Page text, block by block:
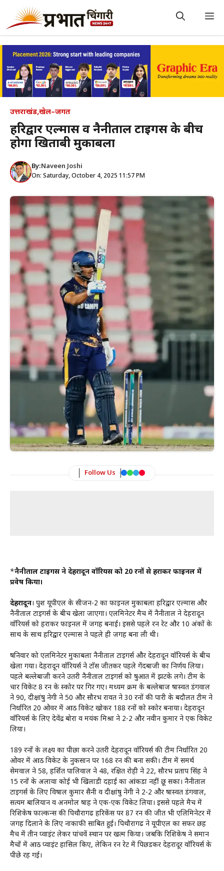
content
उत्तराखंड,खेल–जगत
हरिद्वार एल्मास व नैनीताल टाइगर्स के बीच
होगा खिताबी मुकाबला
By:Naveen Joshi
On: Saturday, October 4, 2025 11:57 PM
Follow Us
*नैनीताल टाइगर्स ने देहरादून वाॅरियर्स को 20 रनों से हराकर फाइनल में
प्रवेष किया।
देहरादून। पुरूश यूपीएल के सीजन-2 का फाइनल मुकाबला हरिद्वार एल्मास और
नैनीताल टाइगर्स के बीच खेला जाएगा। एलमिनेटर मैच में नैनीताल ने देहरादून
वाॅरियर्स को हराकर फाइनल में जगह बनाई। इससे पहले रन रेट और 10 अंकों के
साथ के साथ हरिद्वार एल्मास ने पहले ही जगह बना ली थी।
षनिवार को एलमिनेटर मुकाबला नैनीताल टाइगर्स और देहरादून वाॅरियर्स के बीच
खेला गया। देहरादून वाॅरियर्स ने टाॅस जीतकर पहले गेंदबाजी का निर्णय लिया।
पहले बल्लेबाजी करने उतरी नैनीताल टाइगर्स को षुरूआत में झटके लगे। टीम के
चार विकेट 8 रन के स्कोर पर गिर गए। मध्यम क्रम के बल्लेबाज षास्वत डंगवाल
ने 90, दीक्षांषु नेगी ने 50 और सौरभ रावत ने 30 रनों की पारी के बदौलत टीम ने
निर्धारित 20 ओवर में आठ विकेट खोकर 188 रनों को स्कोर बनाया। देहरादून
वाॅरियर्स के लिए देवेंद्र बोरा व मयंक मिश्रा ने 2-2 और नवीन कुमार ने एक विकेट
लिया।
189 रनों के लक्ष्य का पीछा करने उतरी देहरादून वाॅरियर्स की टीम निर्धारित 20
ओवर में आठ विकेट के नुकसान पर 168 रन की बना सकी। टीम में समर्थ
सेमवाल ने 58, हर्शित पालिवाल ने 48, रक्षित रोही ने 22, सौरभ प्रताप सिंह ने
15 रनों के अलावा कोई भी खिलाडी दहाई का आंकडा नहीं छू सका। नैनीताल
टाइगर्स के लिए विषाल कुमार सैनी व दीक्षांषु नेगी ने 2-2 और षास्वत डंगवाल,
सत्यम बालियान व अनमोल षाह ने एक-एक विकेट लिया। इससे पहले मैच में
रिशिकेष फाल्कन्स की पिथौरागढ हरिकेंस पर 87 रन की जीत भी एलिमिनेटर में
जगह दिलाने के लिए नाकाफी साबित हुई। पिथौरागढ ने यूपीएल का सफर छह
मैच में तीन प्वाइंट लेकर पांचवें स्थान पर खत्म किया। जबकि रिशिकेष ने समान
मैचों में आठ प्वाइंट हासिल किए, लेकिन रन रेट में पिछडकर देहरादूर वाॅरियर्स के
पीछे रह गई।